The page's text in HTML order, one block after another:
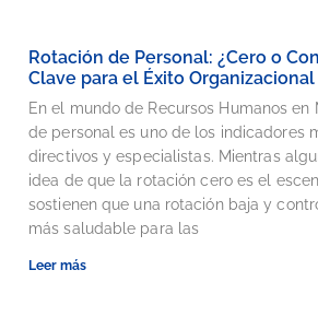
Rotación de Personal: ¿Cero o
Clave para el Éxito
En el mundo de Recursos Humanos en
de personal es uno de los indicadores
directivos y especialistas. Mientras
idea de que la rotación cero es el
sostienen que una rotación baja y
más saludable para las
Leer más